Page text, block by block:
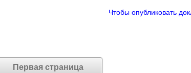
Чтобы опубликовать
Первая страница